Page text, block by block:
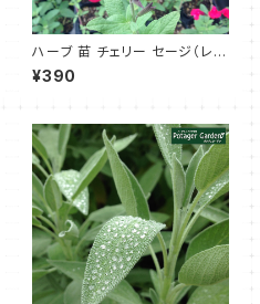
ハーブ 苗 チェリー セージ（レッ
ド）
¥390